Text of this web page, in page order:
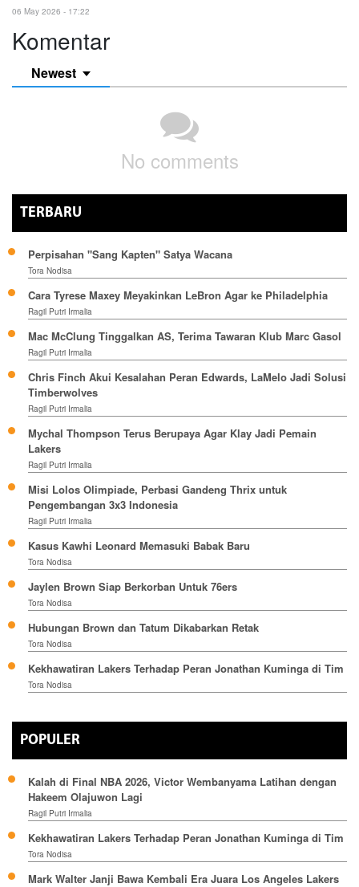
06 May 2026 - 17:22
Komentar
Newest
No comments
TERBARU
Perpisahan "Sang Kapten" Satya Wacana
Tora Nodisa
Cara Tyrese Maxey Meyakinkan LeBron Agar ke Philadelphia
Ragil Putri Irmalia
Mac McClung Tinggalkan AS, Terima Tawaran Klub Marc Gasol
Ragil Putri Irmalia
Chris Finch Akui Kesalahan Peran Edwards, LaMelo Jadi Solusi
Timberwolves
Ragil Putri Irmalia
Mychal Thompson Terus Berupaya Agar Klay Jadi Pemain
Lakers
Ragil Putri Irmalia
Misi Lolos Olimpiade, Perbasi Gandeng Thrix untuk
Pengembangan 3x3 Indonesia
Ragil Putri Irmalia
Kasus Kawhi Leonard Memasuki Babak Baru
Tora Nodisa
Jaylen Brown Siap Berkorban Untuk 76ers
Tora Nodisa
Hubungan Brown dan Tatum Dikabarkan Retak
Tora Nodisa
Kekhawatiran Lakers Terhadap Peran Jonathan Kuminga di Tim
Tora Nodisa
POPULER
Kalah di Final NBA 2026, Victor Wembanyama Latihan dengan
Hakeem Olajuwon Lagi
Ragil Putri Irmalia
Kekhawatiran Lakers Terhadap Peran Jonathan Kuminga di Tim
Tora Nodisa
Mark Walter Janji Bawa Kembali Era Juara Los Angeles Lakers